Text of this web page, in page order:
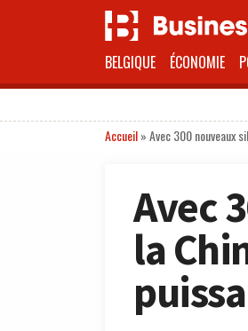
BELGIQUE ÉCONOMIE
Accueil»Avec 300 nouveaux
Avec
la